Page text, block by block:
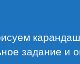
за
30
задание и